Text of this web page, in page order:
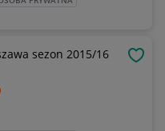
sezon 2015/16